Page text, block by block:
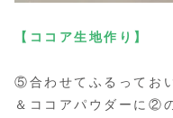
【ココア生地作り】
⑤合わせてふるってお
＆ココアパウダーに②